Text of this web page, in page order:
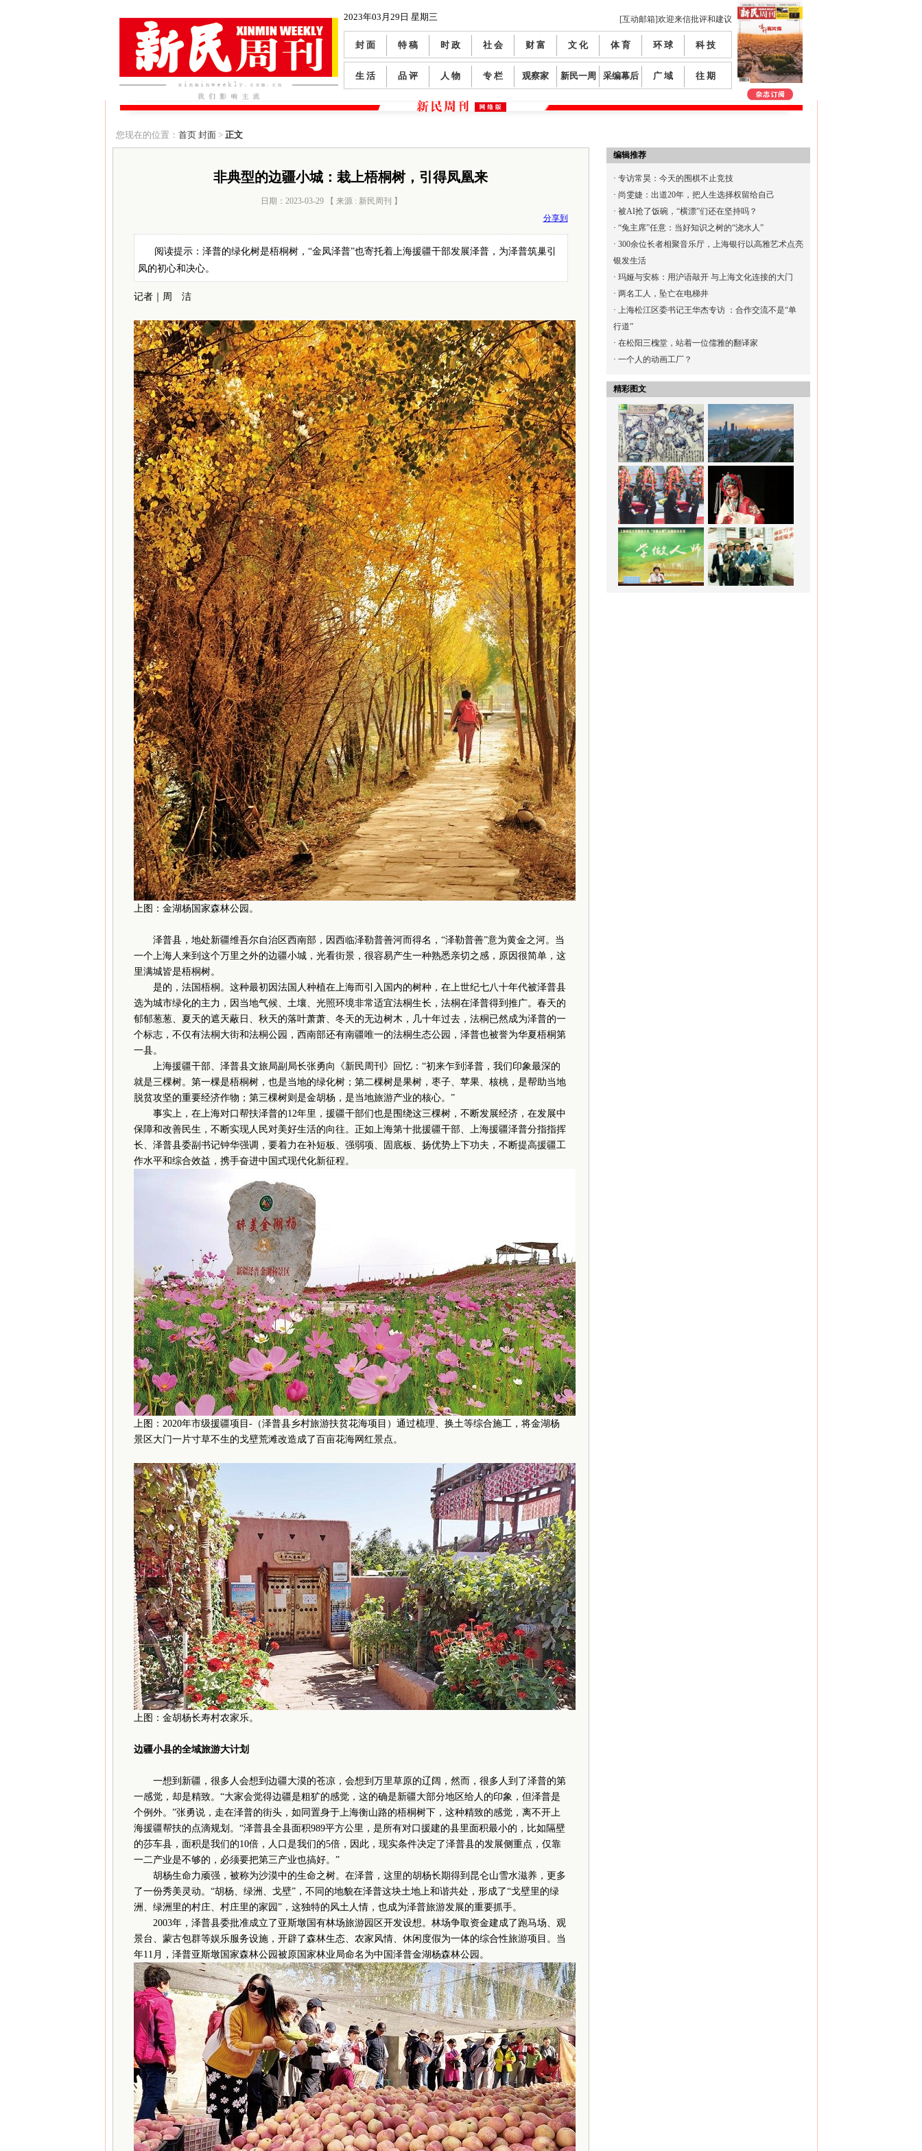
2023年03月29日 星期三 [互动邮箱]欢迎来信批评和建议
封 面 特 稿 时 政 社 会 财 富 文 化 体 育 环 球 科 技
生 活 品 评 人 物 专 栏 观察家 新民一周 采编幕后 广 域 往 期
您现在的位置： 首页 封面> 正文
非典型的边疆小城：栽上梧桐树，引得凤凰来
日期：2023-03-29 【 来源 : 新民周刊 】
分享到
阅读提示：泽普的绿化树是梧桐树，“金凤泽普”也寄托着上海援疆干部发展泽普，为泽普筑巢引
凤的初心和决心。
记者｜周 洁
上图：金湖杨国家森林公园。
泽普县，地处新疆维吾尔自治区西南部，因西临泽勒普善河而得名，“泽勒普善”意为黄金之河。当
一个上海人来到这个万里之外的边疆小城，光看街景，很容易产生一种熟悉亲切之感，原因很简单，这
里满城皆是梧桐树。
是的，法国梧桐。这种最初因法国人种植在上海而引入国内的树种，在上世纪七八十年代被泽普县
选为城市绿化的主力，因当地气候、土壤、光照环境非常适宜法桐生长，法桐在泽普得到推广。春天的
郁郁葱葱、夏天的遮天蔽日、秋天的落叶萧萧、冬天的无边树木，几十年过去，法桐已然成为泽普的一
个标志，不仅有法桐大街和法桐公园，西南部还有南疆唯一的法桐生态公园，泽普也被誉为华夏梧桐第
一县。
上海援疆干部、泽普县文旅局副局长张勇向《新民周刊》回忆：“初来乍到泽普，我们印象最深的
就是三棵树。第一棵是梧桐树，也是当地的绿化树；第二棵树是果树，枣子、苹果、核桃，是帮助当地
脱贫攻坚的重要经济作物；第三棵树则是金胡杨，是当地旅游产业的核心。”
事实上，在上海对口帮扶泽普的12年里，援疆干部们也是围绕这三棵树，不断发展经济，在发展中
保障和改善民生，不断实现人民对美好生活的向往。正如上海第十批援疆干部、上海援疆泽普分指指挥
长、泽普县委副书记钟华强调，要着力在补短板、强弱项、固底板、扬优势上下功夫，不断提高援疆工
作水平和综合效益，携手奋进中国式现代化新征程。
上图：2020年市级援疆项目-（泽普县乡村旅游扶贫花海项目）通过梳理、换土等综合施工，将金湖杨
景区大门一片寸草不生的戈壁荒滩改造成了百亩花海网红景点。
上图：金胡杨长寿村农家乐。
边疆小县的全域旅游大计划
一想到新疆，很多人会想到边疆大漠的苍凉，会想到万里草原的辽阔，然而，很多人到了泽普的第
一感觉，却是精致。“大家会觉得边疆是粗犷的感觉，这的确是新疆大部分地区给人的印象，但泽普是
个例外。”张勇说，走在泽普的街头，如同置身于上海衡山路的梧桐树下，这种精致的感觉，离不开上
海援疆帮扶的点滴规划。“泽普县全县面积989平方公里，是所有对口援建的县里面积最小的，比如隔壁
的莎车县，面积是我们的10倍，人口是我们的5倍，因此，现实条件决定了泽普县的发展侧重点，仅靠
一二产业是不够的，必须要把第三产业也搞好。”
胡杨生命力顽强，被称为沙漠中的生命之树。在泽普，这里的胡杨长期得到昆仑山雪水滋养，更多
了一份秀美灵动。“胡杨、绿洲、戈壁”，不同的地貌在泽普这块土地上和谐共处，形成了“戈壁里的绿
洲、绿洲里的村庄、村庄里的家园”，这独特的风土人情，也成为泽普旅游发展的重要抓手。
2003年，泽普县委批准成立了亚斯墩国有林场旅游园区开发设想。林场争取资金建成了跑马场、观
景台、蒙古包群等娱乐服务设施，开辟了森林生态、农家风情、休闲度假为一体的综合性旅游项目。当
年11月，泽普亚斯墩国家森林公园被原国家林业局命名为中国泽普金湖杨森林公园。
编辑推荐
· 专访常昊：今天的围棋不止竞技
· 尚雯婕：出道20年，把人生选择权留给自己
· 被AI抢了饭碗，“横漂”们还在坚持吗？
· “兔主席”任意：当好知识之树的“浇水人”
· 300余位长者相聚音乐厅，上海银行以高雅艺术点亮
银发生活
· 玛娅与安栋：用沪语敲开 与上海文化连接的大门
· 两名工人，坠亡在电梯井
· 上海松江区委书记王华杰专访 ：合作交流不是“单
行道”
· 在松阳三槐堂，站着一位儒雅的翻译家
· 一个人的动画工厂？
精彩图文